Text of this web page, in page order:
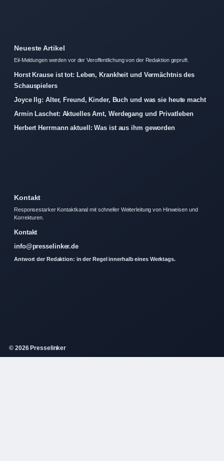
Neueste Artikel
Eil-Meldungen werden vor der Veroffentlichung von der Redaktion gepruft.
Horst Krause ist tot: Leben, Krankheit und Vermächtnis des
Schauspielers
Joyce Ilg: Alter, Freund, Kinder, Buch und was sie heute macht
Armin Laschet: Aktuelles Amt, Werdegang und Privatleben
Herbert Herrmann aktuell: Was ist aus ihm geworden
Kontakt
Responsestarker Kontaktkanal mit schneller Weiterleitung von Hinweisen und
Korrekturen.
Kontakt
info@presselinker.de
Antwort der Redaktion: in der Regel innerhalb eines Werktags.
© 2026 Presselinker